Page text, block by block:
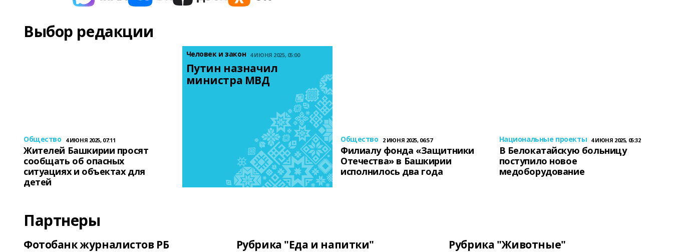
Выбор редакции
Общество 4 ИЮНЯ 2025, 07:11
Жителей Башкирии просят
сообщать об опасных
ситуациях и объектах для
детей
Человек и закон 4 ИЮНЯ 2025, 05:00
Путин назначил
министра МВД
Общество 2 ИЮНЯ 2025, 06:57
Филиалу фонда «Защитники
Отечества» в Башкирии
исполнилось два года
Национальные проекты 4 ИЮНЯ 2025, 05:32
В Белокатайскую больницу
поступило новое
медоборудование
Партнеры
Фотобанк журналистов РБ Рубрика "Еда и напитки" Рубрика "Животные"